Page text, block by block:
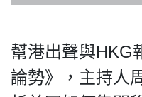
策
及
免
幫港出聲與HKG
論勢》，主持人